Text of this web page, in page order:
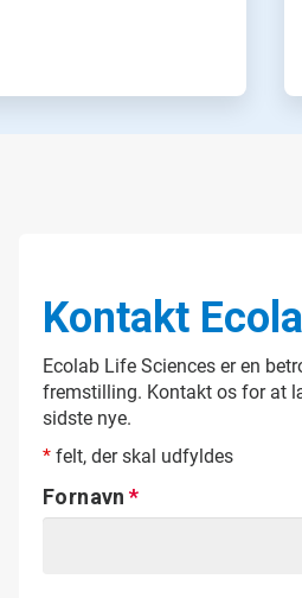
Kontakt
Ecolab Life Sciences er en
fremstilling. Kontakt os for at
sidste nye.
*felt, der skal udfyldes
Fornavn